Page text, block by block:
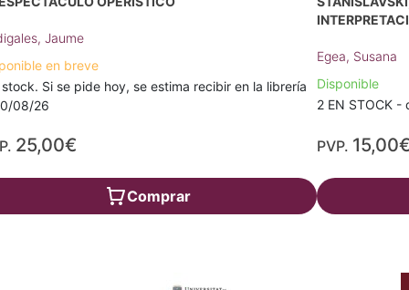
Jaume
en breve
Si se pide hoy, se estima recibir en la librería
08/26
25,00€
Comprar
Egea, Susana
Disponible
2 EN STOCK
PVP.